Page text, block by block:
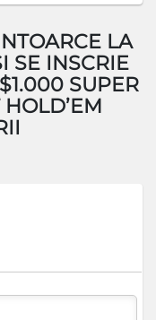
LA
SE INSCRIE
SUPER